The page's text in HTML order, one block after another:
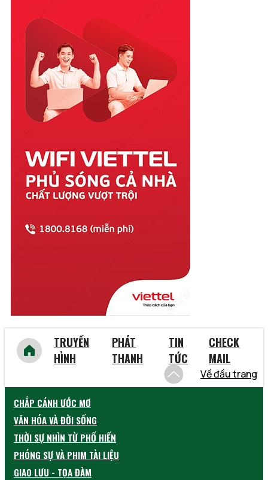
Quảng Ngãi
Quảng Ninh
Quảng Trị
Sóc Trăng
Sơn La
Tây Ninh
Thái Bình
Thái Nguyên
Thừa Thiên Huế
Tiền Giang
Trà Vinh
Tuyên Quang
Vĩnh Phúc
Vũng Tàu
TRUYỀN
HÌNH
PHÁT
THANH
TIN
TỨC
CHECK
MAIL
Về đầu trang
CHẮP CÁNH ƯỚC MƠ
VĂN HÓA VÀ ĐỜI SỐNG
THỜI SỰ NHÌN TỪ PHỐ HIẾN
PHÓNG SỰ VÀ PHIM TÀI LIỆU
GIAO LƯU - TỌA ĐÀM